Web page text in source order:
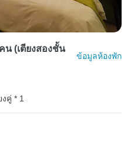
(เตียงสองชั้น
ข้อมูลห้องพัก
งคู่ * 1